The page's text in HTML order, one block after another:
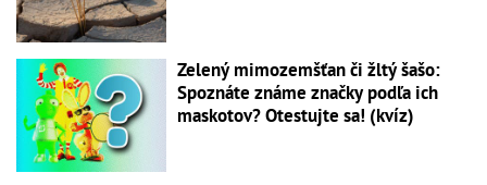
Zelený mimozemšťan či žltý šašo:
Spoznáte známe značky podľa ich
maskotov? Otestujte sa! (kvíz)